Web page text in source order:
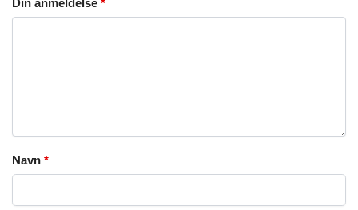
Din anmeldelse *
Navn *